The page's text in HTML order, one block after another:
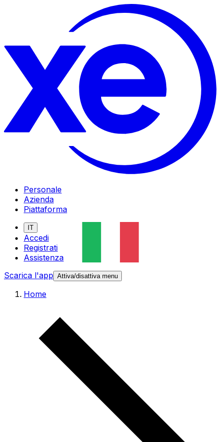
Personale
Azienda
Piattaforma
IT
Accedi
Registrati
Assistenza
Scarica l'app Attiva/disattiva menu
Home